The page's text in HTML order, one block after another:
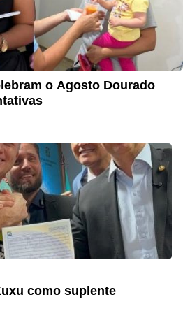
o Agosto Dourado
como suplente